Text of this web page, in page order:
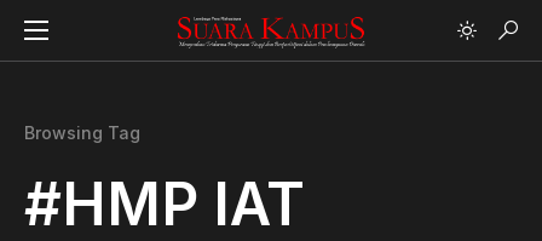
Browsing Tag
#HMP IAT